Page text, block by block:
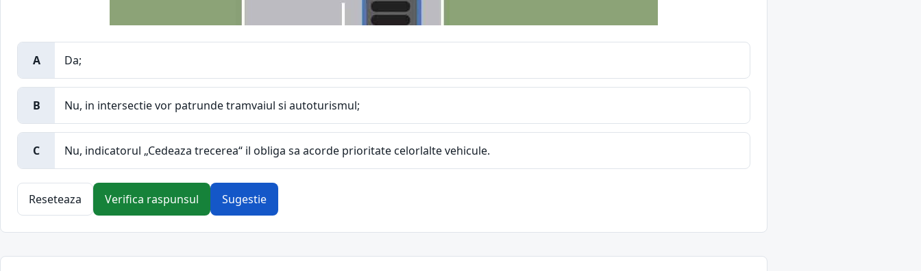
A Da;
B Nu, in intersectie vor patrunde tramvaiul si autoturismul;
C Nu, indicatorul „Cedeaza trecerea“ il obliga sa acorde prioritate celorlalte vehicule.
Reseteaza Verifica raspunsul Sugestie